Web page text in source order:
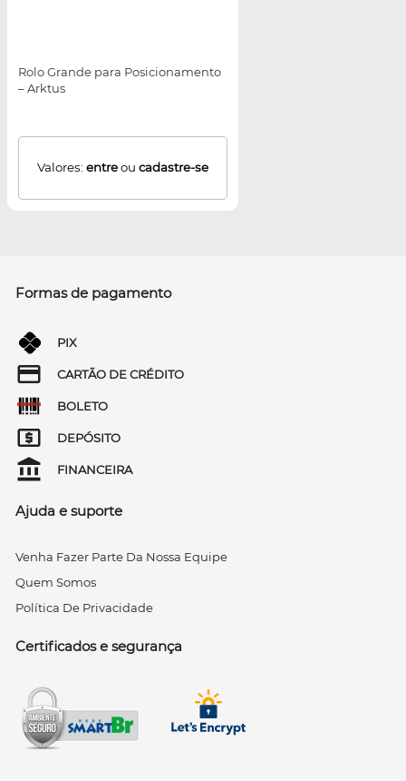
Rolo Grande para Posicionamento
– Arktus
Valores: entreou cadastre-se
Formas de pagamento
PIX
CARTÃO DE CRÉDITO
BOLETO
DEPÓSITO
FINANCEIRA
Ajuda e suporte
Venha Fazer Parte Da Nossa Equipe
Quem Somos
Política De Privacidade
Certificados e segurança